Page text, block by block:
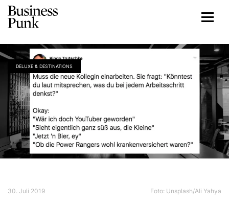
DELUXE & DESTINATIONS
30. Juli 2019 Foto: Unsplash/Ali Yahya